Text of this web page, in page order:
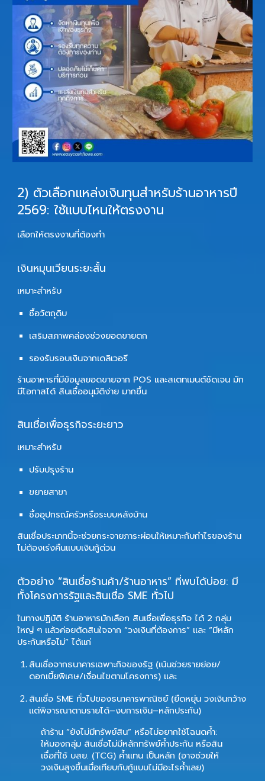
2) ตัวเลือกแหล่งเงินทุนสำหรับร้านอาหารปี
2569: ใช้แบบไหนให้ตรงงาน
เลือกให้ตรงงานที่ต้องทำ
เงินหมุนเวียนระยะสั้น
เหมาะสำหรับ
ซื้อวัตถุดิบ
เสริมสภาพคล่องช่วงยอดขายตก
รองรับรอบเงินจากเดลิเวอรี
ร้านอาหารที่มีข้อมูลยอดขายจาก POS และสเตทเมนต์ชัดเจน มัก
มีโอกาสได้ สินเชื่ออนุมัติง่าย มากขึ้น
สินเชื่อเพื่อธุรกิจระยะยาว
เหมาะสำหรับ
ปรับปรุงร้าน
ขยายสาขา
ซื้ออุปกรณ์ครัวหรือระบบหลังบ้าน
สินเชื่อประเภทนี้จะช่วยกระจายภาระผ่อนให้เหมาะกับกำไรของร้าน
ไม่ต้องเร่งคืนแบบเงินกู้ด่วน
ตัวอย่าง “สินเชื่อร้านค้า/ร้านอาหาร” ที่พบได้บ่อย: มี
ทั้งโครงการรัฐและสินเชื่อ SME ทั่วไป
ในทางปฏิบัติ ร้านอาหารมักเลือก สินเชื่อเพื่อธุรกิจ ได้ 2 กลุ่ม
ใหญ่ ๆ แล้วค่อยตัดสินใจจาก “วงเงินที่ต้องการ” และ “มีหลัก
ประกันหรือไม่” ได้แก่
สินเชื่อจากธนาคารเฉพาะกิจของรัฐ (เน้นช่วยรายย่อย/
ดอกเบี้ยพิเศษ/เงื่อนไขตามโครงการ) และ
สินเชื่อ SME ทั่วไปของธนาคารพาณิชย์(ยืดหยุ่น วงเงินกว้าง
แต่พิจารณาตามรายได้–งบการเงิน–หลักประกัน)
ถ้าร้าน “ยังไม่มีทรัพย์สิน” หรือไม่อยากใช้โฉนดค้ำ:
ให้มองกลุ่ม สินเชื่อไม่มีหลักทรัพย์ค้ำประกัน หรือสิน
เชื่อที่ใช้ บสย. (TCG) ค้ำแทน เป็นหลัก (อาจช่วยให้
วงเงินสูงขึ้นเมื่อเทียบกับกู้แบบไม่มีอะไรค้ำเลย)